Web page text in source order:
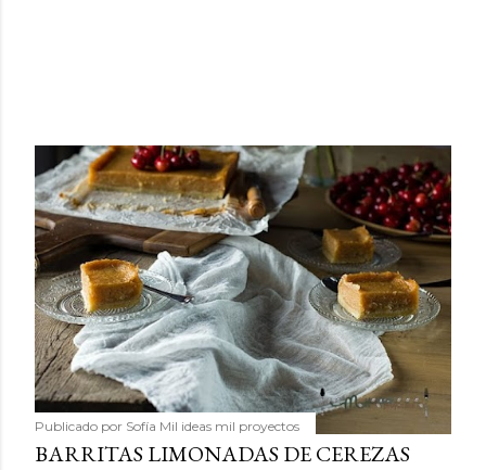
Publicado por Sofía Mil ideas mil proyectos
BARRITAS LIMONADAS DE CEREZAS